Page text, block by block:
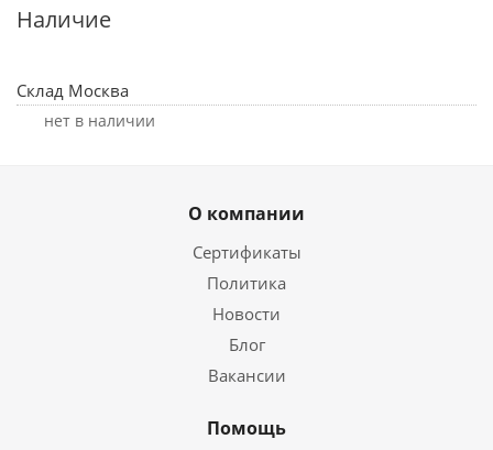
Наличие
Склад Москва
Нет в наличии
О компании
Сертификаты
Политика
Новости
Блог
Вакансии
Помощь